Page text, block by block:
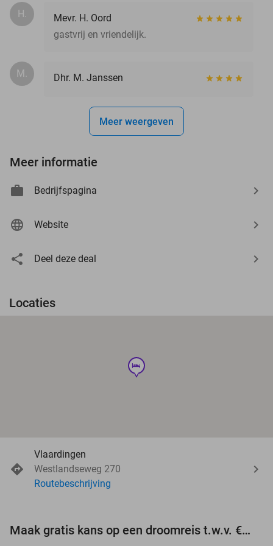
H.
Mevr. H. Oord
gastvrij en vriendelijk.
M. Dhr. M. Janssen
Meer weergeven
Meer informatie
Bedrijfspagina
Website
Deel deze deal
Locaties
hotel
Vlaardingen
Westlandseweg 270
Routebeschrijving
Maak gratis kans op een droomreis t.w.v. €3.000!